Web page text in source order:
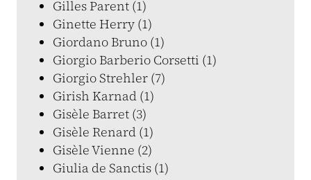
Gilles Parent (1)
Ginette Herry (1)
Giordano Bruno (1)
Giorgio Barberio Corsetti (1)
Giorgio Strehler (7)
Girish Karnad (1)
Gisèle Barret (3)
Gisèle Renard (1)
Gisèle Vienne (2)
Giulia de Sanctis (1)